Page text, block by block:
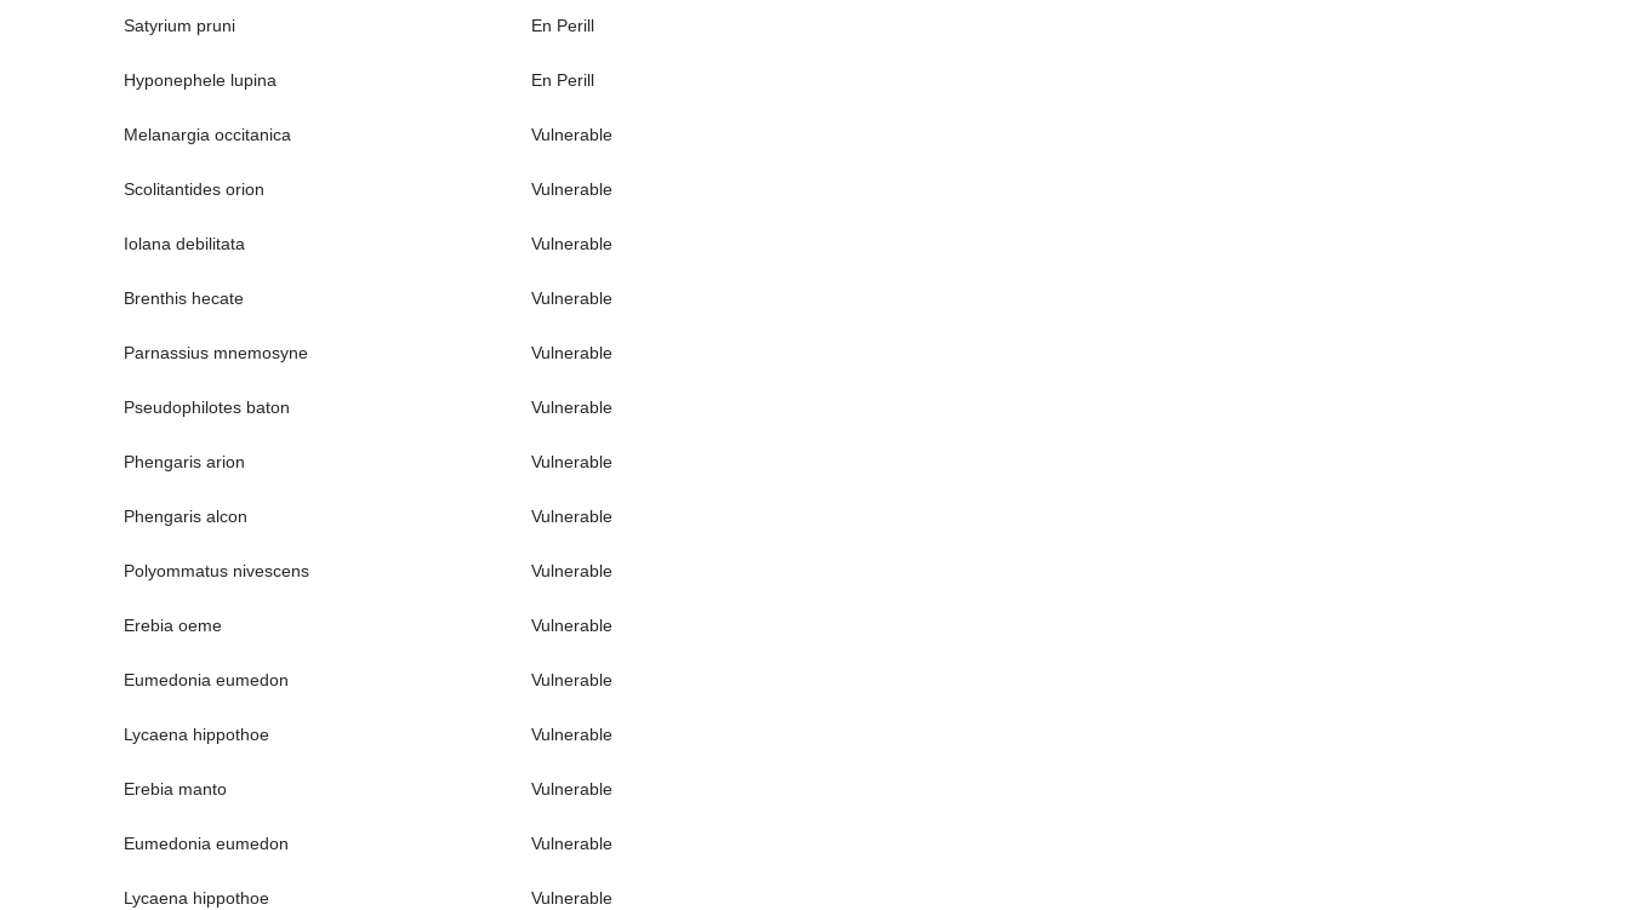
Satyrium pruni En Perill
Hyponephele lupina En Perill
Melanargia occitanica Vulnerable
Scolitantides orion Vulnerable
Iolana debilitata Vulnerable
Brenthis hecate Vulnerable
Parnassius mnemosyne Vulnerable
Pseudophilotes baton Vulnerable
Phengaris arion Vulnerable
Phengaris alcon Vulnerable
Polyommatus nivescens Vulnerable
Erebia oeme Vulnerable
Eumedonia eumedon Vulnerable
Lycaena hippothoe Vulnerable
Erebia manto Vulnerable
Eumedonia eumedon Vulnerable
Lycaena hippothoe Vulnerable